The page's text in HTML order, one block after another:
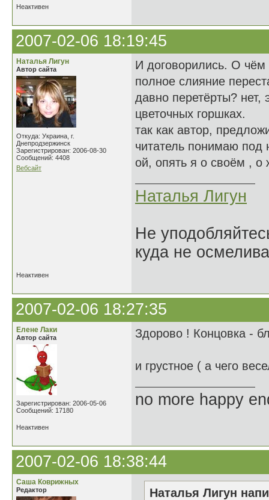
Неактивен
2007-02-06 18:19:45
Наталья Лигун
Автор сайта
Откуда: Украина, г.
Днепродзержинск
Зарегистрирован: 2006-08-30
Сообщений: 4408
Вебсайт
И договорились. О чём
полное слияние
давно перетёрты? нет,
цветочных горшках.
так как автор,
читатель понимаю под
ой, опять я о своём , о
Наталья Лигун
Не
куда не
Неактивен
2007-02-06 18:27:35
Елене Лаки
Автор сайта
Зарегистрирован: 2006-05-06
Сообщений: 17180
Здорово ! Концовка -
и грустное ( а чего
no more happy
Неактивен
2007-02-06 18:38:44
Саша Коврижных
Редактор
Наталья Лигун